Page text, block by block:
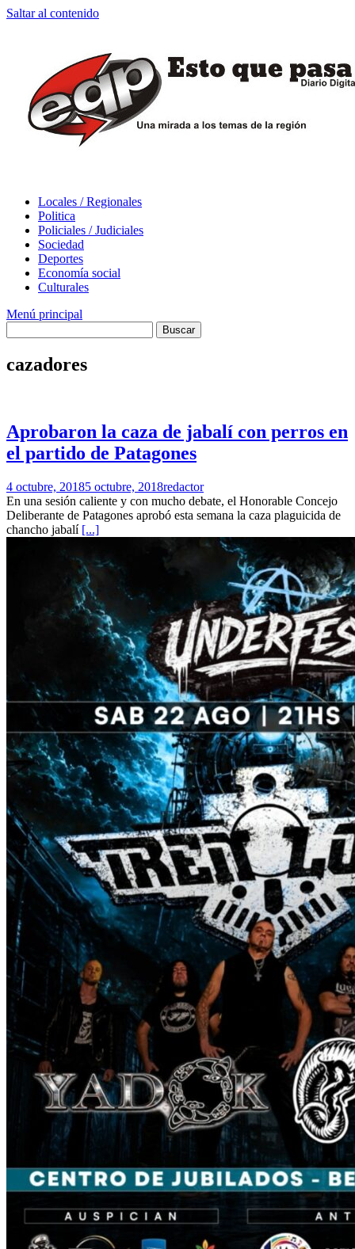
Saltar al contenido
Locales / Regionales
Politica
Policiales / Judiciales
Sociedad
Deportes
Economía social
Culturales
Menú principal
cazadores
Aprobaron la caza de jabalí con perros en
el partido de Patagones
4 octubre, 20185 octubre, 2018redactor
En una sesión caliente y con mucho debate, el Honorable Concejo
Deliberante de Patagones aprobó esta semana la caza plaguicida de
chancho jabalí [...]